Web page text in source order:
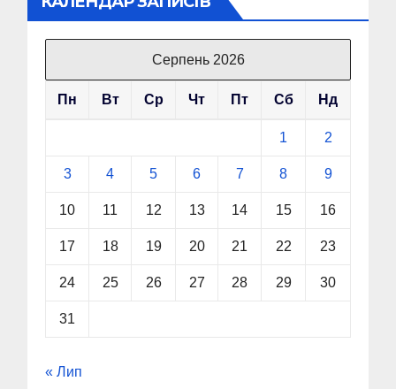
Серпень 2026
Пн Вт Ср Чт Пт Сб Нд
1 2
3 4 5 6 7 8 9
10 11 12 13 14 15 16
17 18 19 20 21 22 23
24 25 26 27 28 29 30
31
« Лип